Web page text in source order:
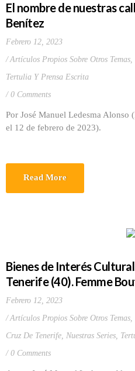
El nombre de nuestras
Benítez
Febrero 12, 2023
Artículos Propios Sobre Otros Temas,
Tertulia Y Prensa Escrita
0 Comments
Por José Manuel Ledesma Alonso
el 12 de febrero de 2023).
Read More
Bienes de Interés
Tenerife (40). Femme
Febrero 12, 2023
Artículos Propios Sobre Otros Temas,
Cruz De Tenerife, Nuestras Series,
0 Comments